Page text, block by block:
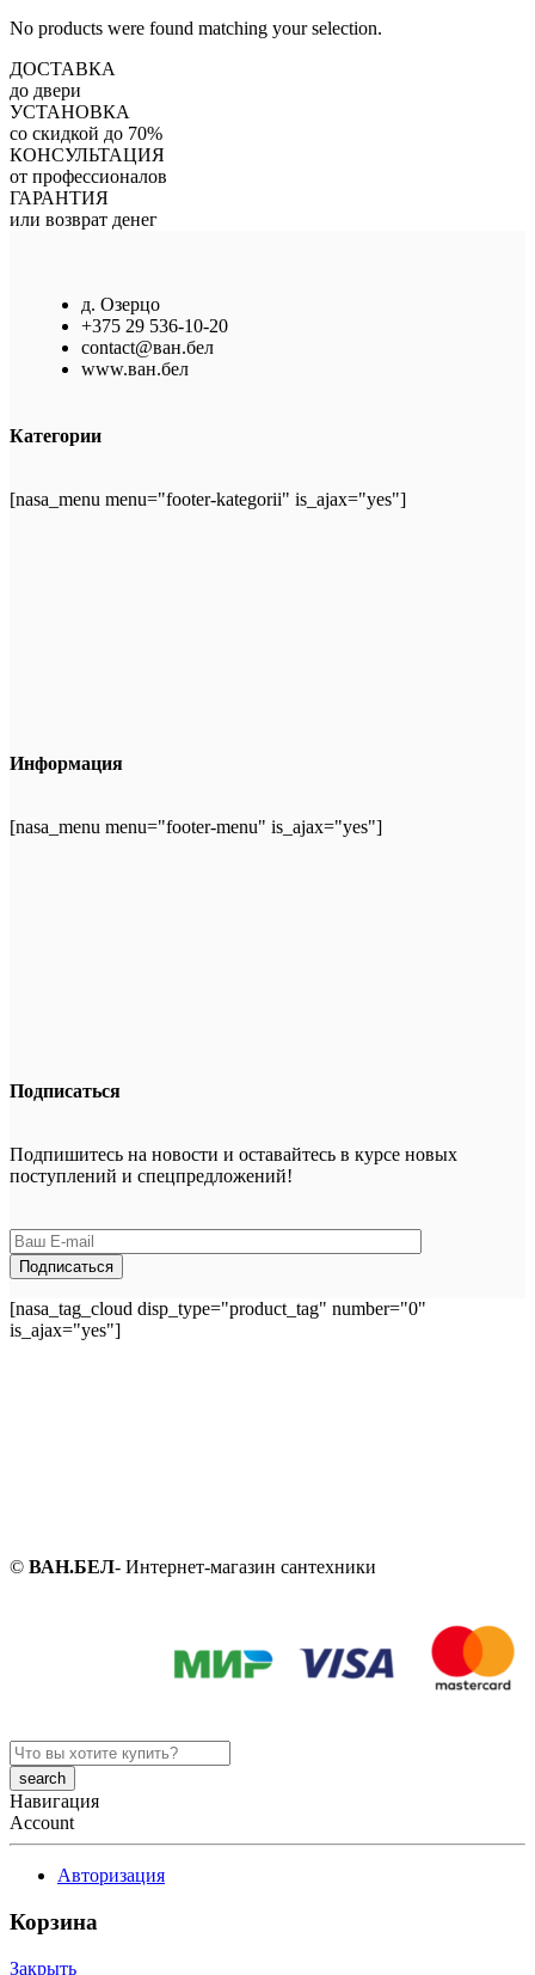
No products were found matching your selection.
ДОСТАВКА
до двери
УСТАНОВКА
со скидкой до 70%
КОНСУЛЬТАЦИЯ
от профессионалов
ГАРАНТИЯ
или возврат денег
д. Озерцо
+375 29 536-10-20
contact@ван.бел
www.ван.бел
Категории
[nasa_menu menu="footer-kategorii" is_ajax="yes"]
Информация
[nasa_menu menu="footer-menu" is_ajax="yes"]
Подписаться
Подпишитесь на новости и оставайтесь в курсе новых
поступлений и спецпредложений!
[nasa_tag_cloud disp_type="product_tag" number="0"
is_ajax="yes"]
© ВАН.БЕЛ- Интернет-магазин сантехники
Search
here
Навигация
Account
Авторизация
Корзина
Закрыть